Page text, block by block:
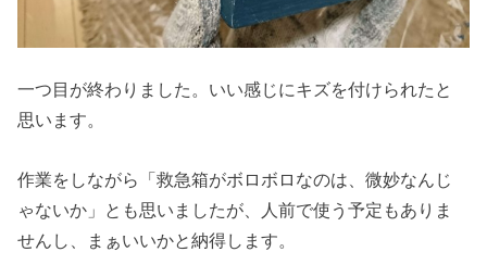
一つ目が終わりました。いい感じにキズを付けられたと
思います。
作業をしながら「救急箱がボロボロなのは、微妙なんじ
ゃないか」とも思いましたが、人前で使う予定もありま
せんし、まぁいいかと納得します。